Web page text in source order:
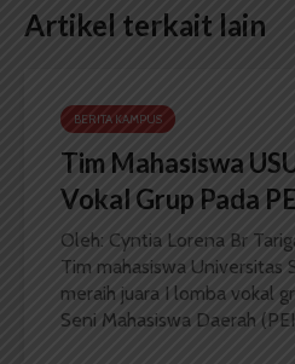
Artikel terkait lain
BERITA KAMPUS
Tim Mahasiswa
Vokal Grup Pada
Oleh: Cyntia Lorena Br
Tim mahasiswa Universitas
meraih juara I lomba vokal
Seni Mahasiswa Daerah